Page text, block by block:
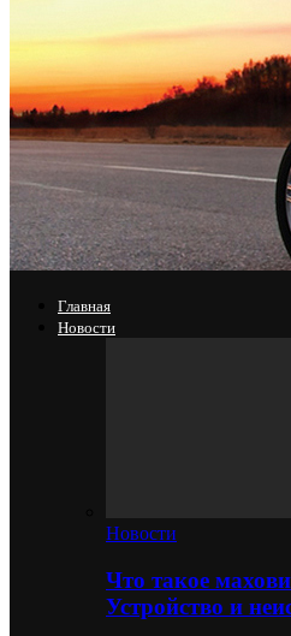
Главная
Новости
Новости
Что такое
Устройство и